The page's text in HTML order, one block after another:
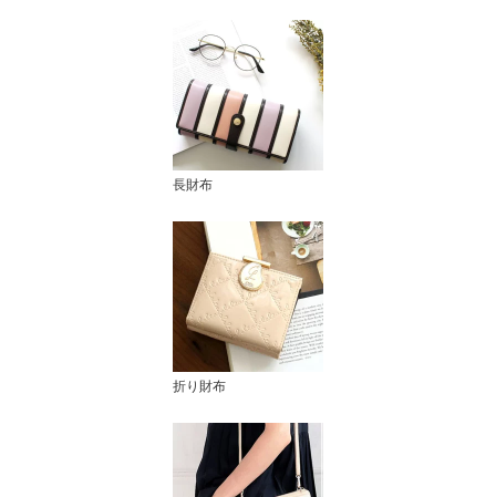
長財布
折り財布